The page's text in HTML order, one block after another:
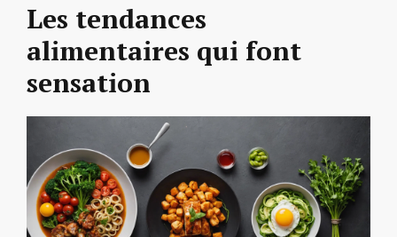
Les tendances
alimentaires qui font
sensation